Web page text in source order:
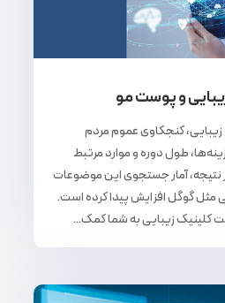
و پوست مو
کنجکاوی عموم مردم
طول دوره و موارد مرتبط
نتیجه، آمار جستجوی این موضوعات
گوگل افزایش پیدا کرده است.
کلینیک زیبایی به شما کمک...